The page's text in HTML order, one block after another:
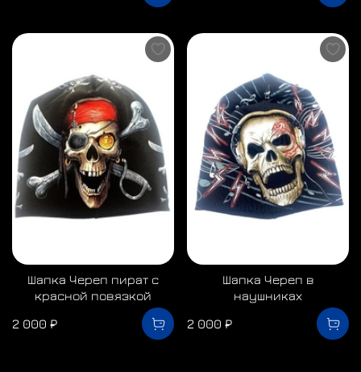
Шапка Череп пират с
красной повязкой
2 000 ₽
Шапка Череп в
наушниках
2 000 ₽